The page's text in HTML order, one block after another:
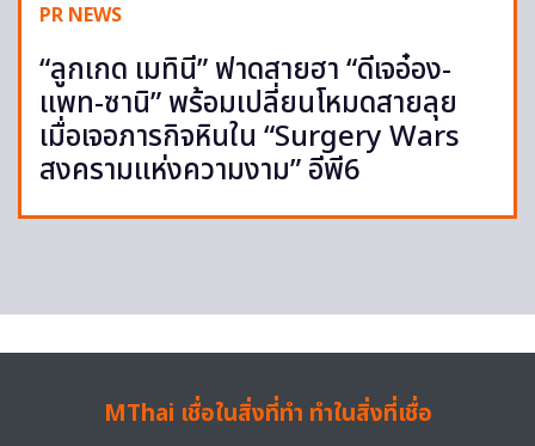
PR NEWS
“ลูกเกด เมทินี” ฟาดสายฮา “ดีเจอ๋อง-
แพท-ซานิ” พร้อมเปลี่ยนโหมดสายลุย
เมื่อเจอภารกิจหินใน “Surgery Wars
สงครามแห่งความงาม” อีพี6
MThai เชื่อในสิ่งที่ทำ ทำในสิ่งที่เชื่อ